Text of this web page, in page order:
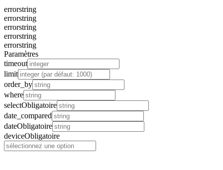
errorstring
errorstring
errorstring
errorstring
errorstring
Paramètres
timeout
limit
order_by
where
selectObligatoire
date_compared
dateObligatoire
deviceObligatoire